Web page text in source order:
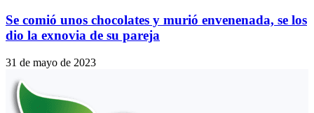
Se comió unos chocolates y murió envenenada, se los
dio la exnovia de su pareja
31 de mayo de 2023